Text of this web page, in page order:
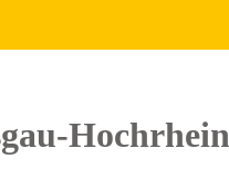
Hochrhein